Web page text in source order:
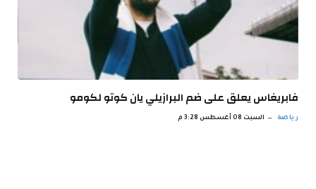
فابريغاس يعلق على ضم البرازيلي يان كوتو لكومو
رياضة السبت 08 أغسطس 3:28 م